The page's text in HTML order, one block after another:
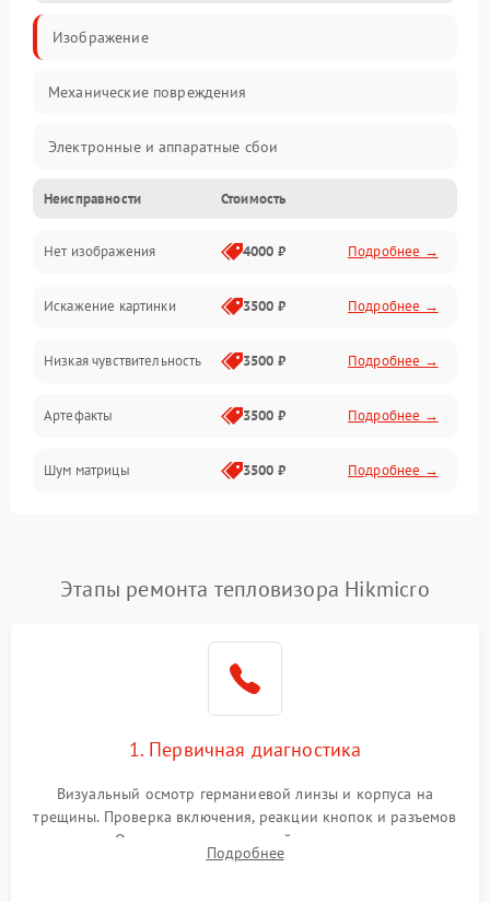
Изображение
Механические повреждения
Электронные и аппаратные сбои
Неисправности сенсора и оптики
Программные ошибки
Электропитание
Измерения
Матрица
Проблемы питания
Сбои коммуникаций и интерфейсов
Экран (дисплей)
Неисправности Стоимость
Нет изображения 4000 ₽ Подробнее →
Искажение картинки 3500 ₽ Подробнее →
Низкая чувствительность 3500 ₽ Подробнее →
Артефакты 3500 ₽ Подробнее →
Шум матрицы 3500 ₽ Подробнее →
Этапы ремонта тепловизора Hikmicro
1. Первичная диагностика
Визуальный осмотр германиевой линзы и корпуса на
трещины. Проверка включения, реакции кнопок и разъемов
зарядки. Оценка вывода тепловой сигнатуры на экран,
проверка базовых функций и считывание системных
Подробнее